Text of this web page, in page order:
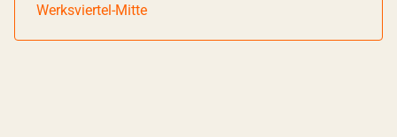
Werksviertel-Mitte